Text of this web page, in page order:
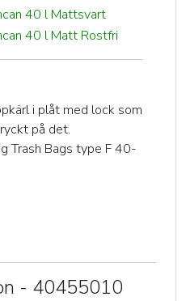
40 l Mattsvart
40 l Matt Rostfri
i plåt med lock som
på det.
Trash Bags type F 40-
- 40455010